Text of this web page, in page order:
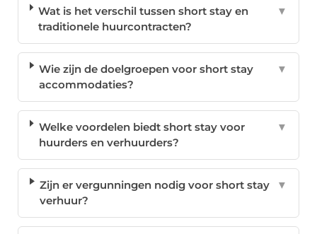
Wat is het verschil tussen short stay en
traditionele huurcontracten?
▼
Wie zijn de doelgroepen voor short stay
accommodaties?
▼
Welke voordelen biedt short stay voor
huurders en verhuurders?
▼
Zijn er vergunningen nodig voor short stay
verhuur?
▼